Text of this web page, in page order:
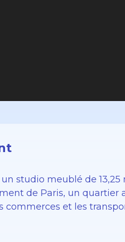
studio meublé de
de Paris, un
commerces et les